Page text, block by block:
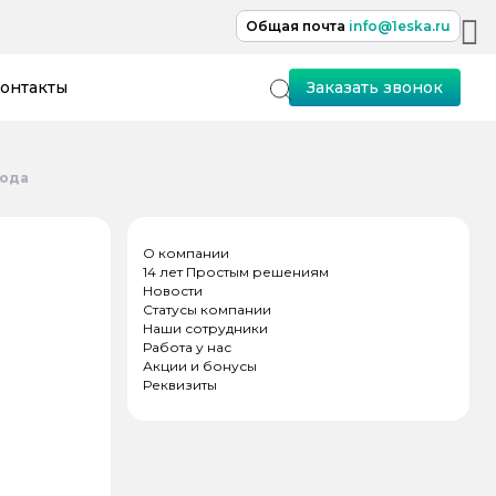
Общая почта info@1eska.ru
Заказать звонок
О компании
14 лет Простым решениям
Новости
Статусы компании
Наши сотрудники
Работа у нас
Акции и бонусы
Реквизиты